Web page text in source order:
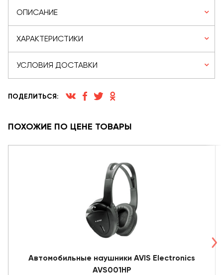
ОПИСАНИЕ
ХАРАКТЕРИСТИКИ
УСЛОВИЯ ДОСТАВКИ
ПОДЕЛИТЬСЯ:
ПОХОЖИЕ ПО ЦЕНЕ ТОВАРЫ
Автомобильные наушники AVIS Electronics
AVS001HP